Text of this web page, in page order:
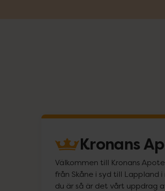
Kronans
Välkommen till Kronans
från Skåne i syd till Lappland
du är så är det vårt uppdrag